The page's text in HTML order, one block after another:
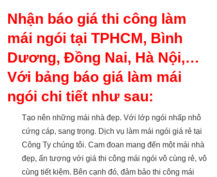
Nhận báo giá thi công làm
mái ngói tại TPHCM, Bình
Dương, Đồng Nai, Hà Nội,…
Với bảng báo giá làm mái
ngói chi tiết như sau:
Tạo nên những mái nhà đẹp. Với lớp ngói nhấp nhô
cứng cáp, sang trọng. Dịch vụ làm mái ngói giá rẻ tại
Công Ty chúng tôi. Cam đoan mang đến một mái nhà
đẹp, ấn tượng với giá thi công mái ngói vô cùng rẻ, vô
cùng tiết kiệm. Bên cạnh đó, đảm bảo thi công mái